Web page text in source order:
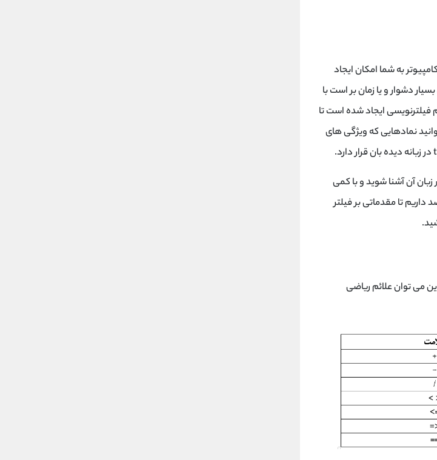
به شما امکان ایجاد
دشوار و یا زمان بر است با
فیلترنویسی ایجاد شده است تا
نمادهایی که ویژگی های
زبان آن آشنا شوید و با کمی
داریم تا مقدماتی بر فیلتر
می توان علائم ریاضی